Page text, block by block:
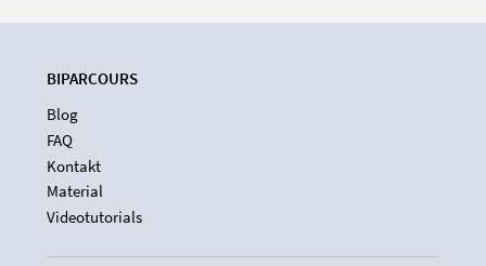
BIPARCOURS
Blog
FAQ
Kontakt
Material
Videotutorials